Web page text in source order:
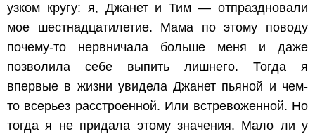
узком кругу: я, Джанет и Тим — отпраздновали
мое шестнадцатилетие. Мама по этому поводу
почему-то нервничала больше меня и даже
позволила себе выпить лишнего. Тогда я
впервые в жизни увидела Джанет пьяной и чем-
то всерьез расстроенной. Или встревоженной. Но
тогда я не придала этому значения. Мало ли у